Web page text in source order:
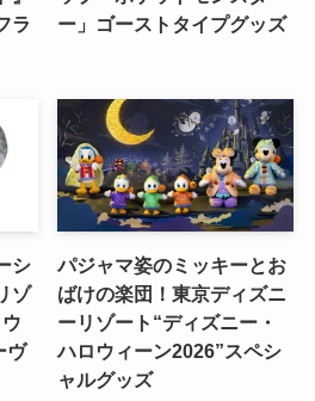
ラ
ー」ゴーストタイプグッズ
シ
ゾ
ヴ
パジャマ姿のミッキーとお
ばけの楽団！東京ディズニ
ーリゾート“ディズニー・
ハロウィーン2026”スペシ
ャルグッズ